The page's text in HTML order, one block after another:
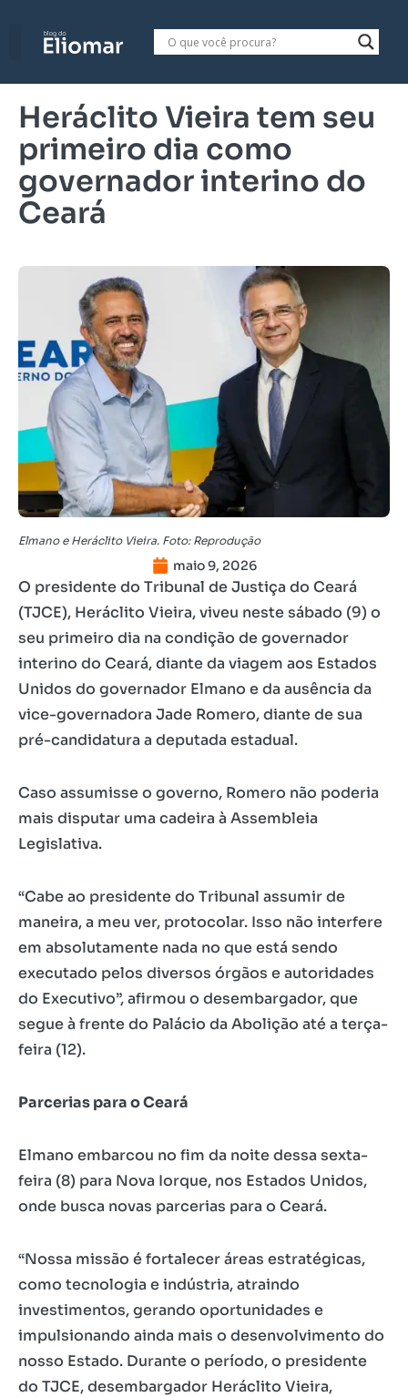
Heráclito Vieira tem seu
primeiro dia como
governador interino do
Ceará
Elmano e Heráclito Vieira. Foto: Reprodução
maio 9, 2026
O presidente do Tribunal de Justiça do Ceará
(TJCE), Heráclito Vieira, viveu neste sábado (9) o
seu primeiro dia na condição de governador
interino do Ceará, diante da viagem aos Estados
Unidos do governador Elmano e da ausência da
vice-governadora Jade Romero, diante de sua
pré-candidatura a deputada estadual.
Caso assumisse o governo, Romero não poderia
mais disputar uma cadeira à Assembleia
Legislativa.
“Cabe ao presidente do Tribunal assumir de
maneira, a meu ver, protocolar. Isso não interfere
em absolutamente nada no que está sendo
executado pelos diversos órgãos e autoridades
do Executivo”, afirmou o desembargador, que
segue à frente do Palácio da Abolição até a terça-
feira (12).
Parcerias para o Ceará
Elmano embarcou no fim da noite dessa sexta-
feira (8) para Nova Iorque, nos Estados Unidos,
onde busca novas parcerias para o Ceará.
“Nossa missão é fortalecer áreas estratégicas,
como tecnologia e indústria, atraindo
investimentos, gerando oportunidades e
impulsionando ainda mais o desenvolvimento do
nosso Estado. Durante o período, o presidente
do TJCE, desembargador Heráclito Vieira,